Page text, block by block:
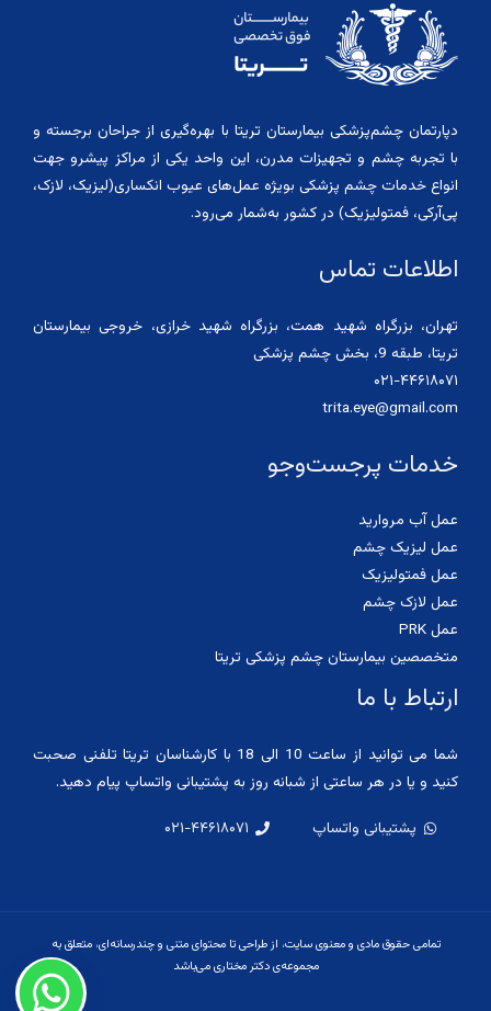
دپارتمان چشم‌پزشکی بیمارستان تریتا با بهره‌گیری از جراحان برجسته و
با تجربه چشم و تجهیزات مدرن، این واحد یکی از مراکز پیشرو جهت
انواع خدمات چشم پزشکی بویژه عمل‌های عیوب انکساری(لیزیک، لازک،
پی‌آرکی، فمتولیزیک) در کشور به‌شمار می‌رود.
اطلاعات تماس
تهران، بزرگراه شهید همت، بزرگراه شهید خرازی، خروجی بیمارستان
تریتا، طبقه 9، بخش چشم پزشکی
۰۲۱-۴۴۶۱۸۰۷۱
trita.eye@gmail.com
خدمات پرجست‌وجو
عمل آب مروارید
عمل لیزیک چشم
عمل فمتولیزیک
عمل لازک چشم
عمل PRK
متخصصین بیمارستان چشم پزشکی تریتا
ارتباط با ما
شما می توانید از ساعت 10 الی 18 با کارشناسان تریتا تلفنی صحبت
کنید و یا در هر ساعتی از شبانه روز به پشتیبانی واتساپ پیام دهید.
پشتیبانی واتساپ
۰۲۱-۴۴۶۱۸۰۷۱
تمامی حقوق مادی و معنوی سایت، از طراحی تا محتوای متنی و چندرسانه‌ای، متعلق به
مجموعه‌ی دکتر مختاری می‌باشد